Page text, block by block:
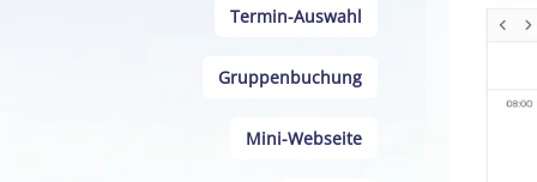
Termin-Auswahl
Gruppenbuchung
Mini-Webseite